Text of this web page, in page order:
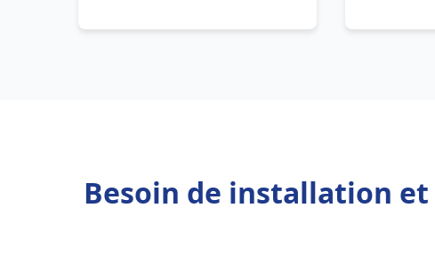
Besoin de installation